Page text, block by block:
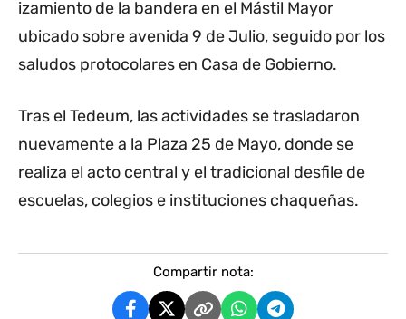
izamiento de la bandera en el Mástil Mayor
ubicado sobre avenida 9 de Julio, seguido por los
saludos protocolares en Casa de Gobierno.
Tras el Tedeum, las actividades se trasladaron
nuevamente a la Plaza 25 de Mayo, donde se
realiza el acto central y el tradicional desfile de
escuelas, colegios e instituciones chaqueñas.
Compartir nota: